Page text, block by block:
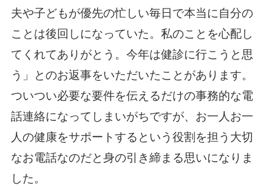
夫や子どもが優先の忙しい毎日で本当に自分の
ことは後回しになっていた。私のことを心配し
てくれてありがとう。今年は健診に行こうと思
う」とのお返事をいただいたことがあります。
ついつい必要な要件を伝えるだけの事務的な電
話連絡になってしまいがちですが、お一人お一
人の健康をサポートするという役割を担う大切
なお電話なのだと身の引き締まる思いになりま
した。